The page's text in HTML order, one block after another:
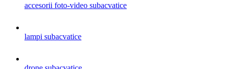
accesorii foto-video subacvatice
lampi subacvatice